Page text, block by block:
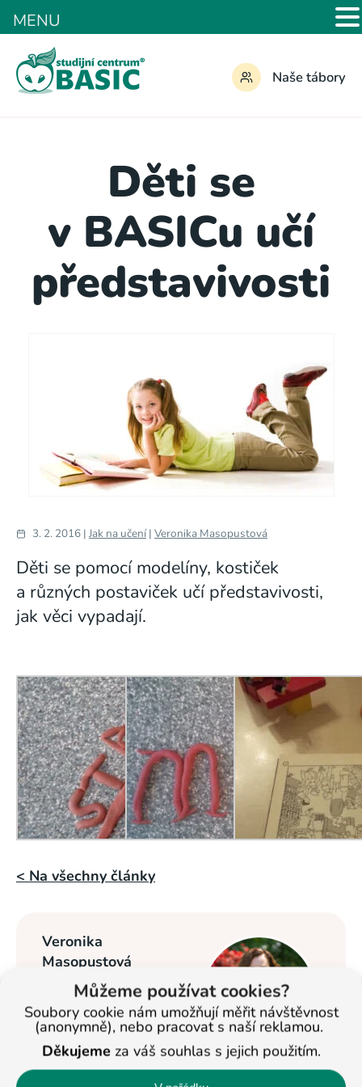
Můžeme používat cookies?
Soubory cookie nám umožňují měřit návštěvnost
(anonymně), nebo pracovat s naší reklamou.
Děkujemeza váš souhlas s jejich použitím.
Naše tábory
Děti se
v BASICu učí
představivosti
3. 2. 2016 | Jak na učení| Veronika Masopustová
Děti se pomocí modelíny, kostiček
a různých postaviček učí představivosti,
jak věci vypadají.
< Na všechny články
Veronika
Masopustová
Vzdělávání dětí se
věnuje od roku
2013. Nyní je
ředitelkou studijních
center BASIC v Jihlavě a Pelhřimově a
MENU